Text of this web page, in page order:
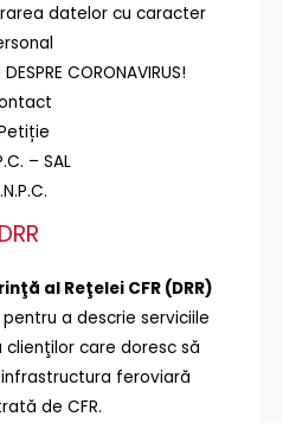
datelor cu caracter
CORONAVIRUS!
– SAL
DRR
al Reţelei CFR (DRR)
a descrie serviciile
clienţilor care doresc să
feroviară
de CFR.